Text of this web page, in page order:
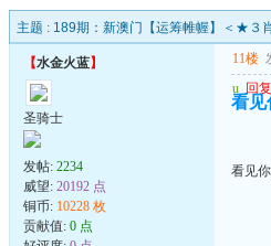
主题 : 189期：新澳门【运筹帷幄】＜★３
【水金火蓝】
圣骑士
发帖: 2234
威望: 20192 点
铜币: 10228 枚
贡献值: 0 点
11楼
u 回复
看见
看见